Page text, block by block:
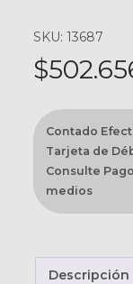
SKU: 13687
$
Contado
Tarjeta de
Consulte
medios
Descripción